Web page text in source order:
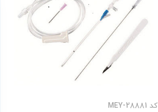
کد MEY-28881